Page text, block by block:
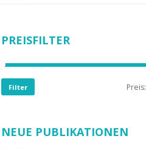
PREISFILTER
Filter Preis:
NEUE PUBLIKATIONEN